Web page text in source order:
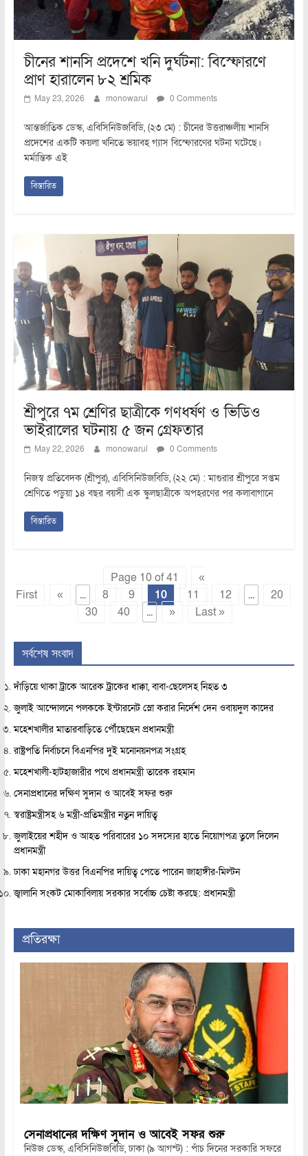
চীনের শানসি প্রদেশে খনি দুর্ঘটনা: বিস্ফোরণে
প্রাণ হারালেন ৮২ শ্রমিক
May 23, 2026 monowarul 0 Comments
আন্তর্জাতিক ডেস্ক, এবিসিনিউজবিডি, (২৩ মে) : চীনের উত্তরাঞ্চলীয় শানসি
প্রদেশের একটি কয়লা খনিতে ভয়াবহ গ্যাস বিস্ফোরণের ঘটনা ঘটেছে।
মর্মান্তিক এই
বিস্তারিত
শ্রীপুরে ৭ম শ্রেণির ছাত্রীকে গণধর্ষণ ও ভিডিও
ভাইরালের ঘটনায় ৫ জন গ্রেফতার
May 22, 2026 monowarul 0 Comments
নিজস্ব প্রতিবেদক (শ্রীপুর), এবিসিনিউজবিডি, (২২ মে) : মাগুরার শ্রীপুরে সপ্তম
শ্রেণিতে পড়ুয়া ১৪ বছর বয়সী এক স্কুলছাত্রীকে অপহরণের পর কলাবাগানে
বিস্তারিত
Page 10 of 41
«
First
« ... 8 9 10 11 12 ...
20
30
40 ... » Last »
সর্বশেষ সংবাদ
দাঁড়িয়ে থাকা ট্রাকে আরেক ট্রাকের ধাক্কা, বাবা-ছেলেসহ নিহত ৩
জুলাই আন্দোলনে পলককে ইন্টারনেট স্লো করার নির্দেশ দেন ওবায়দুল কাদের
মহেশখালীর মাতারবাড়িতে পৌঁছেছেন প্রধানমন্ত্রী
রাষ্ট্রপতি নির্বাচনে বিএনপির দুই মনোনয়নপত্র সংগ্রহ
মহেশখালী-হাটহাজারীর পথে প্রধানমন্ত্রী তারেক রহমান
সেনাপ্রধানের দক্ষিণ সুদান ও আবেই সফর শুরু
স্বরাষ্ট্রমন্ত্রীসহ ৬ মন্ত্রী-প্রতিমন্ত্রীর নতুন দায়িত্ব
জুলাইয়ের শহীদ ও আহত পরিবারের ১০ সদস্যের হাতে নিয়োগপত্র তুলে দিলেন
প্রধানমন্ত্রী
ঢাকা মহানগর উত্তর বিএনপির দায়িত্ব পেতে পারেন জাহাঙ্গীর-মিল্টন
জ্বালানি সংকট মোকাবিলায় সরকার সর্বোচ্চ চেষ্টা করছে: প্রধানমন্ত্রী
প্রতিরক্ষা
সেনাপ্রধানের দক্ষিণ সুদান ও আবেই সফর শুরু
নিউজ ডেস্ক, এবিসিনিউজবিডি, ঢাকা (৯ আগস্ট) : পাঁচ দিনের সরকারি সফরে